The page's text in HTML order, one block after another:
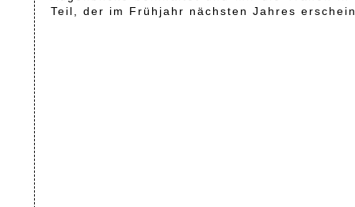
Teil, der im Frühjahr nächsten Jahres